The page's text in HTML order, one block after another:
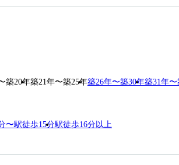
築20年築21年〜築25年築26年〜築30年築31年〜
〜駅徒歩15分駅徒歩16分以上